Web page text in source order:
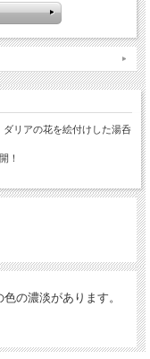
リアの花を絵付けした湯呑
！
の濃淡があります。